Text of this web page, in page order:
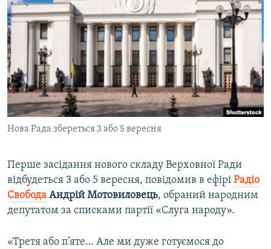
ВСЕ ЗА ДЕНЬ
СПЕЦПРОЕКТИ
ДЕПОРТАЦІЯ
ВІДЕОУРОКИ «ELIFBE»
СВІДЧЕННЯ ОКУПАЦІЇ
УКРАЇНСЬКА ПРОБЛЕМА КРИМУ
ІНФОГРАФІКА
ЯК ОБІЙТИ БЛОКУВАННЯ
Русский
Qırımtatar
ДОЛУЧАЙСЯ!
Усі сайти RFE/RL
Нова Рада збереться 3 або 5 вересня
Перше засідання нового складу Верховної Ради
відбудеться 3 або 5 вересня, повідомив в ефірі Радіо
Свобода Андрій Мотовиловець, обраний народним
депутатом за списками партії «Слуга народу».
«Третя або п’яте… Але ми дуже готуємося до